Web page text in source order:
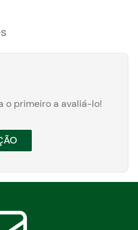
o primeiro a avaliá-lo!